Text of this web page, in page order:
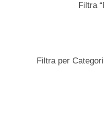
Filtra
Filtra per